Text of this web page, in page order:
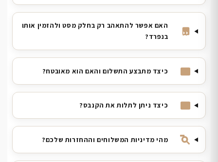
האם אפשר להתאהב רק בחלק מסט ולהזמין אותו
בנפרד?
כיצד מתבצע התשלום והאם הוא מאובטח?
כיצד ניתן לתלות את הקנבס?
מהי מדיניות המשלוחים וההחזרות שלכם?